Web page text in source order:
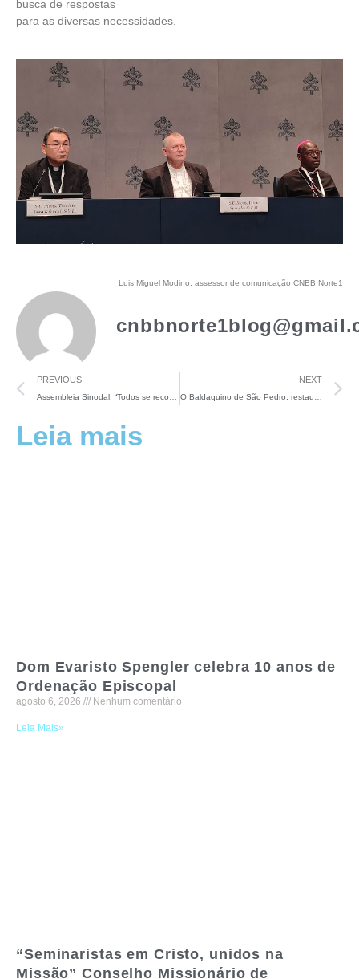
Leia mais
Dom Evaristo Spengler celebra 10 anos de
Ordenação Episcopal
agosto 6, 2026 Nenhum comentário
Leia Mais»
“Seminaristas em Cristo, unidos na
Missão” Conselho Missionário de
busca de respostas
para as diversas necessidades.
Luis Miguel Modino, assessor de comunicação CNBB Norte1
PREVIOUS NEXT